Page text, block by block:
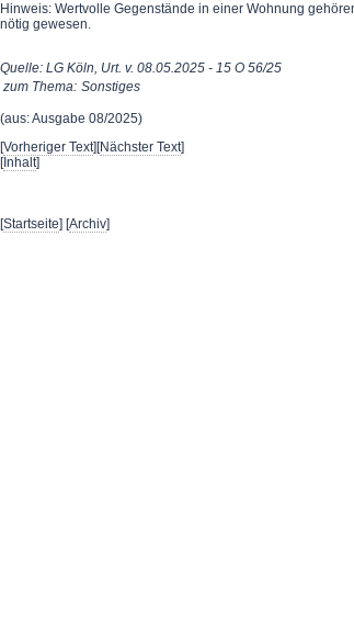
Hinweis: Wertvolle Gegenstände in einer Wohnung
nötig gewesen.
Quelle: LG Köln, Urt. v. 08.05.2025 - 15 O 56/25
zum Thema: Sonstiges
(aus: Ausgabe 08/2025)
[Vorheriger Text][Nächster Text]
[Inhalt]
[Startseite] [Archiv]